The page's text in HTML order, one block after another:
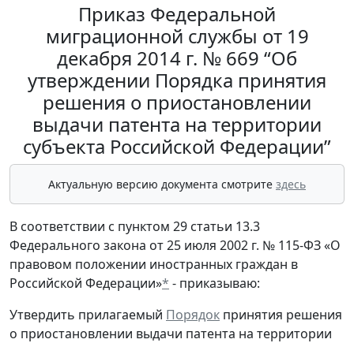
Приказ Федеральной
миграционной службы от 19
декабря 2014 г. № 669 “Об
утверждении Порядка принятия
решения о приостановлении
выдачи патента на территории
субъекта Российской Федерации”
Актуальную версию документа смотрите здесь
В соответствии с пунктом 29 статьи 13.3
Федерального закона от 25 июля 2002 г. № 115-ФЗ «О
правовом положении иностранных граждан в
Российской Федерации»* - приказываю:
Утвердить прилагаемый Порядок принятия решения
о приостановлении выдачи патента на территории